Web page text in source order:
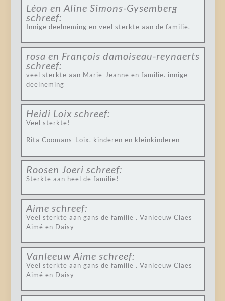
Léon en Aline Simons-Gysemberg
schreef:
Innige deelneming en veel sterkte aan de familie.
rosa en François damoiseau-reynaerts
schreef:
veel sterkte aan Marie-Jeanne en familie. innige
deelneming
Heidi Loix schreef:
Veel sterkte!
Rita Coomans-Loix, kinderen en kleinkinderen
Roosen Joeri schreef:
Sterkte aan heel de familie!
Aime schreef:
Veel sterkte aan gans de familie . Vanleeuw Claes
Aimé en Daisy
Vanleeuw Aime schreef:
Veel sterkte aan gans de familie . Vanleeuw Claes
Aimé en Daisy